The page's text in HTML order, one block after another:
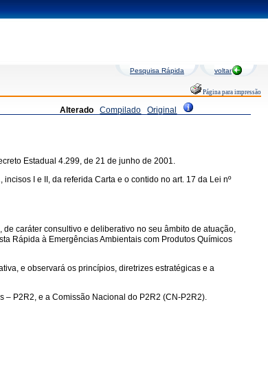
Pesquisa Rápida voltar
Página para impressão
Alterado Compilado Original
Estadual 4.299, de 21 de junho de 2001.
I e II, da referida Carta e o contido no art. 17 da Lei nº
caráter consultivo e deliberativo no seu âmbito de atuação,
Rápida à Emergências Ambientais com Produtos Químicos
e observará os princípios, diretrizes estratégicas e a
– P2R2, e a Comissão Nacional do P2R2 (CN-P2R2).